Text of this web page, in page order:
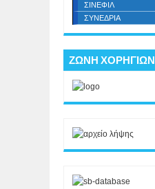
ΣΙΝΕΦΙΛ
ΣΥΝΕΔΡΙΑ
ΖΩΝΗ ΧΟΡΗΓΙΩΝ